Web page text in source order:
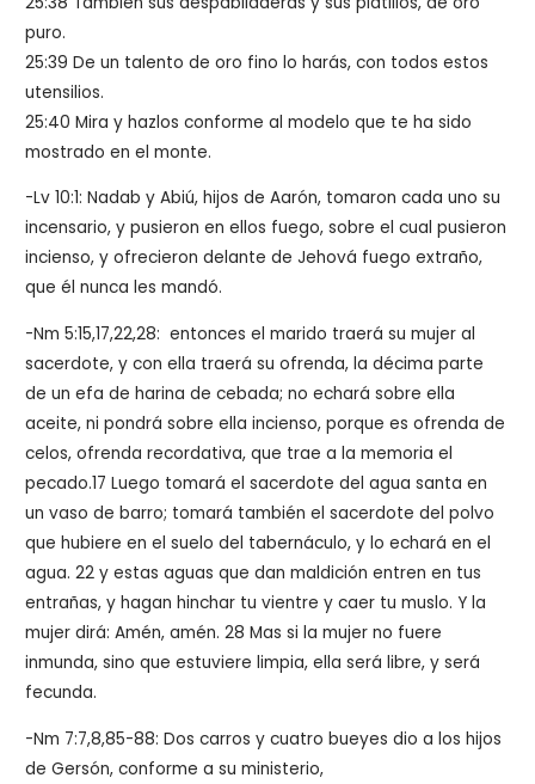
puro.
25:39 De un talento de oro fino lo harás, con todos estos
utensilios.
25:40 Mira y hazlos conforme al modelo que te ha sido
mostrado en el monte.
-Lv 10:1: Nadab y Abiú, hijos de Aarón, tomaron cada uno su
incensario, y pusieron en ellos fuego, sobre el cual pusieron
incienso, y ofrecieron delante de Jehová fuego extraño,
que él nunca les mandó.
-Nm 5:15,17,22,28: entonces el marido traerá su mujer al
sacerdote, y con ella traerá su ofrenda, la décima parte
de un efa de harina de cebada; no echará sobre ella
aceite, ni pondrá sobre ella incienso, porque es ofrenda de
celos, ofrenda recordativa, que trae a la memoria el
pecado.17 Luego tomará el sacerdote del agua santa en
un vaso de barro; tomará también el sacerdote del polvo
que hubiere en el suelo del tabernáculo, y lo echará en el
agua. 22 y estas aguas que dan maldición entren en tus
entrañas, y hagan hinchar tu vientre y caer tu muslo. Y la
mujer dirá: Amén, amén. 28 Mas si la mujer no fuere
inmunda, sino que estuviere limpia, ella será libre, y será
fecunda.
-Nm 7:7,8,85-88: Dos carros y cuatro bueyes dio a los hijos
de Gersón, conforme a su ministerio,